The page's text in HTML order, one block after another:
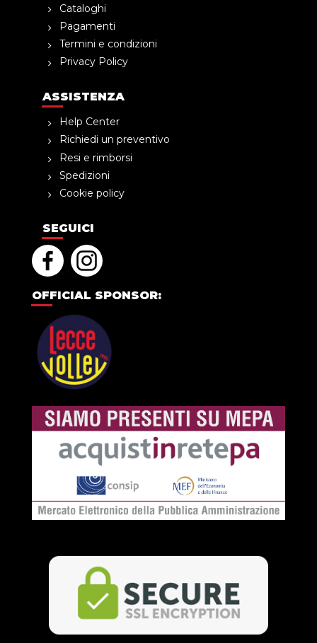
Cataloghi
Pagamenti
Termini e condizioni
Privacy Policy
ASSISTENZA
Help Center
Richiedi un preventivo
Resi e rimborsi
Spedizioni
Cookie policy
SEGUICI
OFFICIAL SPONSOR: